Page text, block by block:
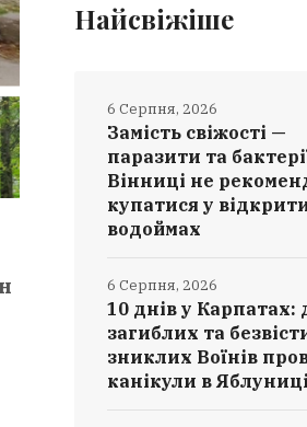
Найсвіжіше
Замість свіжості —
паразити та
Вінниці не
купатися у
водоймах
6 Серпня, 2026
10 днів у Карпатах:
загиблих та
зниклих Воїнів
канікули в Яблуниці
6 Серпня, 2026